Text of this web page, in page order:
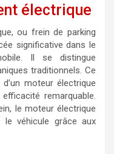
électrique
ou frein de parking
significative dans le
Il se distingue
traditionnels. Ce
moteur électrique
remarquable.
le moteur électrique
véhicule grâce aux